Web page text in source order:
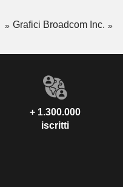
Grafici Broadcom Inc.
+ 1.300.000
iscritti